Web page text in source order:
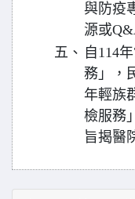
與防疫
源或
五、 自114
務」，
年輕族
檢服務
旨揭醫